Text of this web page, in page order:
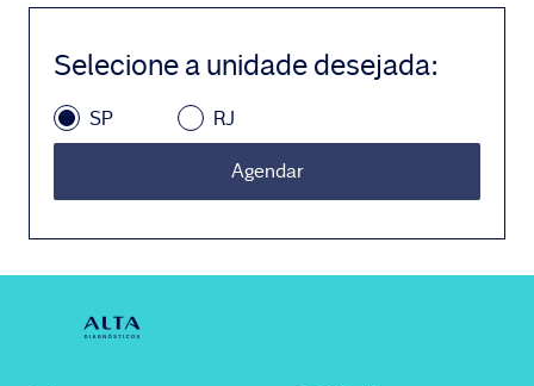
Selecione a unidade desejada:
SP RJ
Agendar